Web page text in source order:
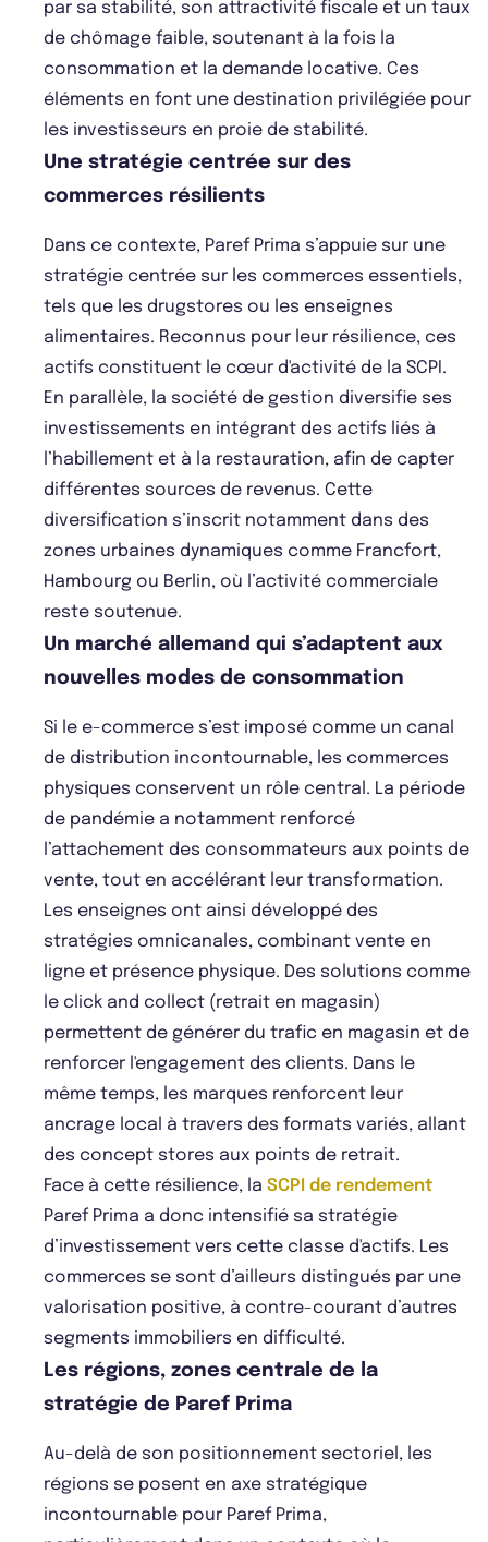
par sa stabilité, son attractivité fiscale et un taux
de chômage faible, soutenant à la fois la
consommation et la demande locative. Ces
éléments en font une destination privilégiée pour
les investisseurs en proie de stabilité.
Une stratégie centrée sur des
commerces résilients
Dans ce contexte, Paref Prima s’appuie sur une
stratégie centrée sur les commerces essentiels,
tels que les drugstores ou les enseignes
alimentaires. Reconnus pour leur résilience, ces
actifs constituent le cœur d'activité de la SCPI.
En parallèle, la société de gestion diversifie ses
investissements en intégrant des actifs liés à
l’habillement et à la restauration, afin de capter
différentes sources de revenus. Cette
diversification s’inscrit notamment dans des
zones urbaines dynamiques comme Francfort,
Hambourg ou Berlin, où l’activité commerciale
reste soutenue.
Un marché allemand qui s’adaptent aux
nouvelles modes de consommation
Si le e-commerce s’est imposé comme un canal
de distribution incontournable, les commerces
physiques conservent un rôle central. La période
de pandémie a notamment renforcé
l’attachement des consommateurs aux points de
vente, tout en accélérant leur transformation.
Les enseignes ont ainsi développé des
stratégies omnicanales, combinant vente en
ligne et présence physique. Des solutions comme
le click and collect (retrait en magasin)
permettent de générer du trafic en magasin et de
renforcer l'engagement des clients. Dans le
même temps, les marques renforcent leur
ancrage local à travers des formats variés, allant
des concept stores aux points de retrait.
Face à cette résilience, la SCPI de rendement
Paref Prima a donc intensifié sa stratégie
d’investissement vers cette classe d'actifs. Les
commerces se sont d’ailleurs distingués par une
valorisation positive, à contre-courant d’autres
segments immobiliers en difficulté.
Les régions, zones centrale de la
stratégie de Paref Prima
Au-delà de son positionnement sectoriel, les
régions se posent en axe stratégique
incontournable pour Paref Prima,